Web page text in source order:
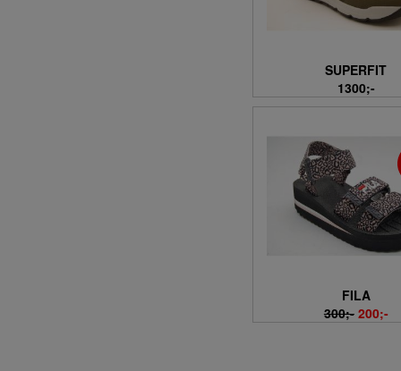
SUPERFIT
1300;-
FILA
300;- 200;-